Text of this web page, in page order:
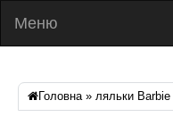
Меню
Головна» ляльки Barbie